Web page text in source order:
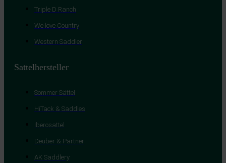
Triple D Ranch
We love Country
Western Saddler
Sattelhersteller
Sommer Sättel
HiTack & Saddles
Iberosattel
Deuber & Partner
AK Saddlery